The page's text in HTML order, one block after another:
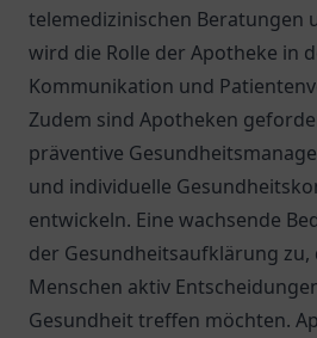
telemedizinischen Beratungen
wird die Rolle der Apotheke in
Kommunikation und
Zudem sind Apotheken
präventive
und individuelle
entwickeln. Eine wachsende
der Gesundheitsaufklärung
Menschen aktiv
Gesundheit treffen möchten.